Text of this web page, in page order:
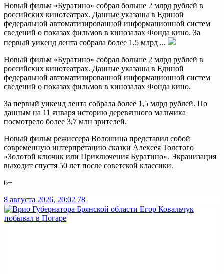
Новый фильм «Буратино» собрал больше 2 млрд рублей в
российских кинотеатрах. Данные указаны в Единой
федеральной автоматизированной информационной систем
сведений о показах фильмов в кинозалах Фонда кино. За
первый уикенд лента собрала более 1,5 млрд ...
Новый фильм «Буратино» собрал больше 2 млрд рублей в
российских кинотеатрах. Данные указаны в Единой
федеральной автоматизированной информационной систем
сведений о показах фильмов в кинозалах Фонда кино.
За первый уикенд лента собрала более 1,5 млрд рублей. По
данным на 11 января историю деревянного мальчика
посмотрело более 3,7 млн зрителей.
Новый фильм режиссера Волошина представил собой
современную интерпретацию сказки Алексея Толстого
«Золотой ключик или Приключения Буратино». Экранизация
выходит спустя 50 лет после советской классики.
6+
8 августа 2026, 20:02 78